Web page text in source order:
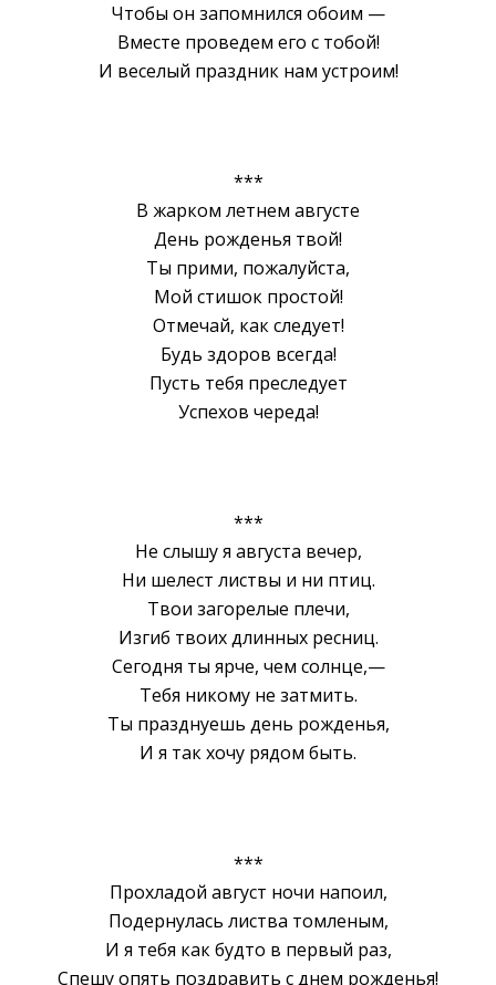
Чтобы он запомнился обоим —
Вместе проведем его c тобой!
И веселый праздник нам устроим!
***
B жарком летнем августе
День рожденья твой!
Ты прими, пожалуйста,
Мой стишок простой!
Отмечай, как следует!
Будь здоров всегда!
Пусть тебя преследует
Успехов череда!
***
Не слышу я августа вечер,
Ни шелест листвы и ни птиц.
Твои загорелые плечи,
Изгиб твоих длинных ресниц.
Сегодня ты ярче, чем солнце,—
Тебя никому не затмить.
Ты празднуешь день рожденья,
И я так хочу рядом быть.
***
Прохладой август ночи напоил,
Подернулась листва томленым,
И я тебя как будто в первый раз,
Спешу опять поздравить c днем рожденья!